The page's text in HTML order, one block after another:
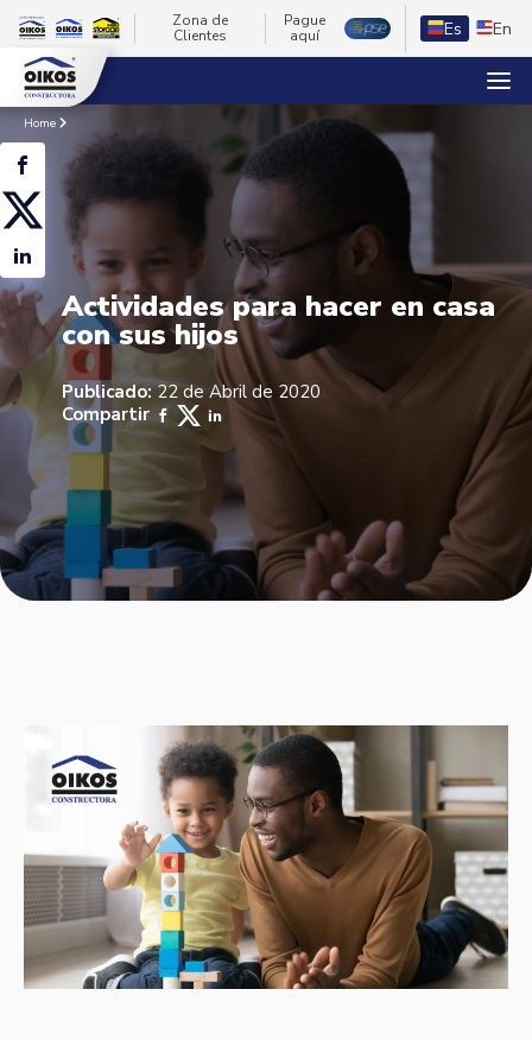
Zona de
Clientes
Pague
aquí
Es En
Home
Actividades para hacer en casa
con sus hijos
Publicado:22 de Abril de 2020
Compartir